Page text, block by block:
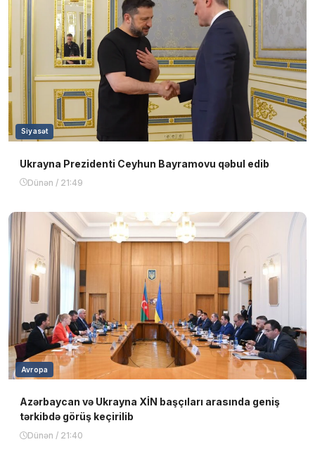
Siyasət
Ukrayna Prezidenti Ceyhun Bayramovu qəbul edib
Dünən / 21:49
Avropa
Azərbaycan və Ukrayna XİN başçıları arasında geniş
tərkibdə görüş keçirilib
Dünən / 21:40